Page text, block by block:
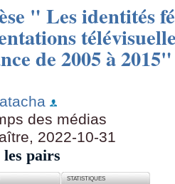
" Les identités
de 2005 à 2015"
des médias
2022-10-31
pairs
STATISTIQUES